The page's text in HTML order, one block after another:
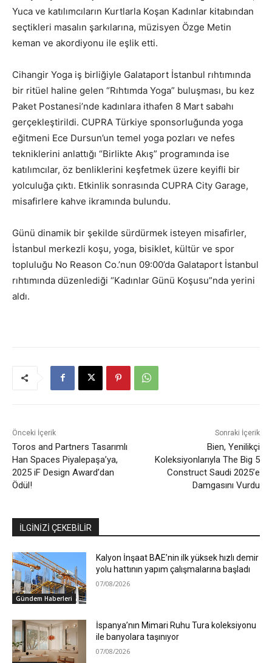
Yuca ve katılımcıların Kurtlarla Koşan Kadınlar kitabından
seçtikleri masalın şarkılarına, müzisyen Özge Metin
keman ve akordiyonu ile eşlik etti.
Cihangir Yoga iş birliğiyle Galataport İstanbul rıhtımında
bir ritüel haline gelen “Rıhtımda Yoga” buluşması, bu kez
Paket Postanesi’nde kadınlara ithafen 8 Mart sabahı
gerçekleştirildi. CUPRA Türkiye sponsorluğunda yoga
eğitmeni Ece Dursun’un temel yoga pozları ve nefes
tekniklerini anlattığı “Birlikte Akış” programında ise
katılımcılar, öz benliklerini keşfetmek üzere keyifli bir
yolculuğa çıktı. Etkinlik sonrasında CUPRA City Garage,
misafirlere kahve ikramında bulundu.
Günü dinamik bir şekilde sürdürmek isteyen misafirler,
İstanbul merkezli koşu, yoga, bisiklet, kültür ve spor
topluluğu No Reason Co.’nun 09:00’da Galataport İstanbul
rıhtımında düzenlediği “Kadınlar Günü Koşusu”nda yerini
aldı.
Önceki İçerik
Toros and Partners Tasarımlı
Han Spaces Piyalepaşa’ya,
2025 iF Design Award’dan
Ödül!
Sonraki İçerik
Bien, Yenilikçi
Koleksiyonlarıyla The Big 5
Construct Saudi 2025’e
Damgasını Vurdu
İLGİNİZİ ÇEKEBİLİR
Gündem Haberleri
Kalyon İnşaat BAE’nin ilk yüksek hızlı demir
yolu hattının yapım çalışmalarına başladı
07/08/2026
İspanya’nın Mimari Ruhu Tura koleksiyonu
ile banyolara taşınıyor
07/08/2026